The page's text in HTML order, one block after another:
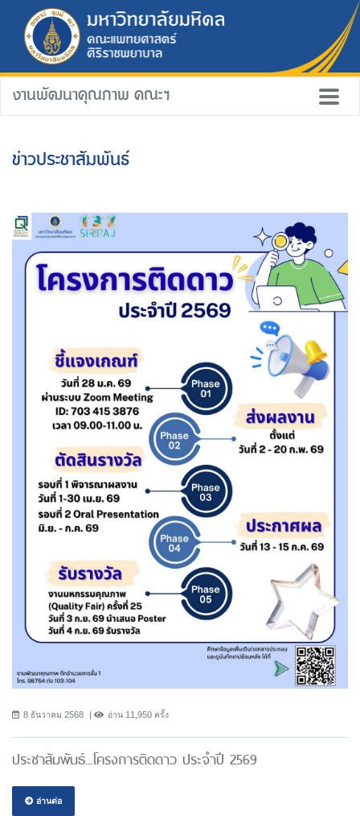
งานพัฒนาคุณภาพ คณะฯ
ข่าวประชาสัมพันธ์
8 ธันวาคม 2568 อ่าน 11,950 ครั้ง
ประชาสัมพันธ์...โครงการติดดาว ประจำปี 2569
อ่านต่อ